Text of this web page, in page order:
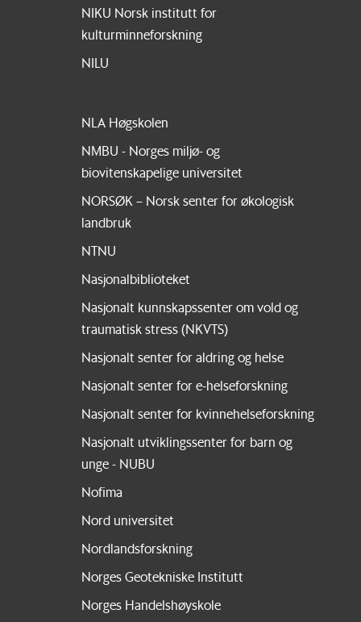
NIKU Norsk institutt for
kulturminneforskning
NILU
NLA Høgskolen
NMBU - Norges miljø- og
biovitenskapelige universitet
NORSØK – Norsk senter for økologisk
landbruk
NTNU
Nasjonalbiblioteket
Nasjonalt kunnskapssenter om vold og
traumatisk stress (NKVTS)
Nasjonalt senter for aldring og helse
Nasjonalt senter for e-helseforskning
Nasjonalt senter for kvinnehelseforskning
Nasjonalt utviklingssenter for barn og
unge - NUBU
Nofima
Nord universitet
Nordlandsforskning
Norges Geotekniske Institutt
Norges Handelshøyskole